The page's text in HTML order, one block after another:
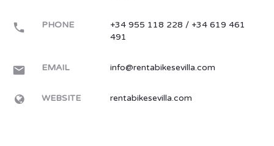
PHONE
+34 955 118 228 / +34 619 461
491
EMAIL info@rentabikesevilla.com
WEBSITE rentabikesevilla.com